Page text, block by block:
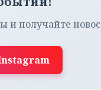
и получайте